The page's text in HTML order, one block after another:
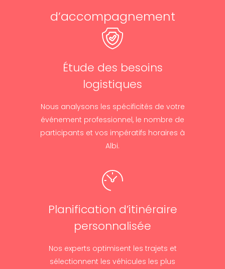
d’accompagnement
Étude des besoins
logistiques
Nous analysons les spécificités de votre
événement professionnel, le nombre de
participants et vos impératifs horaires à
Albi.
Planification d’itinéraire
personnalisée
Nos experts optimisent les trajets et
sélectionnent les véhicules les plus